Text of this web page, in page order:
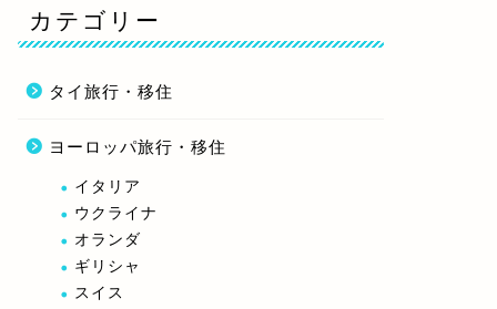
カテゴリー
タイ旅行・移住
ヨーロッパ旅行・移住
イタリア
ウクライナ
オランダ
ギリシャ
スイス